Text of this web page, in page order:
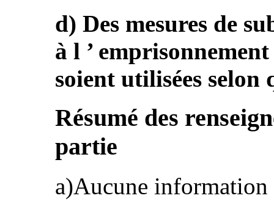
d) Des mesures de
à l ’
soient utilisées selon
Résumé des
partie
a)Aucune information